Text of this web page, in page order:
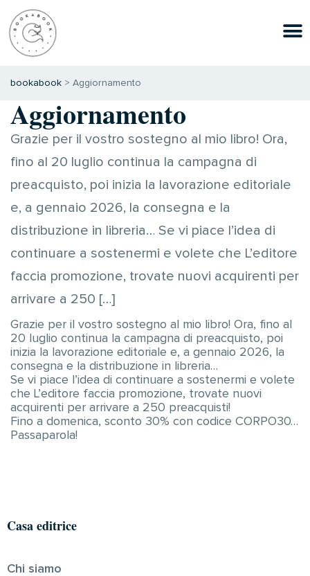
bookabook > Aggiornamento
Aggiornamento
Grazie per il vostro sostegno al mio libro! Ora,
fino al 20 luglio continua la campagna di
preacquisto, poi inizia la lavorazione editoriale
e, a gennaio 2026, la consegna e la
distribuzione in libreria… Se vi piace l’idea di
continuare a sostenermi e volete che L’editore
faccia promozione, trovate nuovi acquirenti per
arrivare a 250 […]
Grazie per il vostro sostegno al mio libro! Ora, fino al
20 luglio continua la campagna di preacquisto, poi
inizia la lavorazione editoriale e, a gennaio 2026, la
consegna e la distribuzione in libreria…
Se vi piace l’idea di continuare a sostenermi e volete
che L’editore faccia promozione, trovate nuovi
acquirenti per arrivare a 250 preacquisti!
Fino a domenica, sconto 30% con codice CORPO30…
Passaparola!
Casa editrice
Chi siamo